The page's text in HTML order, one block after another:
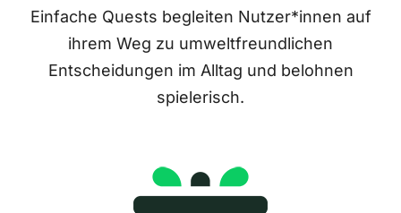
Einfache Quests begleiten Nutzer*innen auf
ihrem Weg zu umweltfreundlichen
Entscheidungen im Alltag und belohnen
spielerisch.